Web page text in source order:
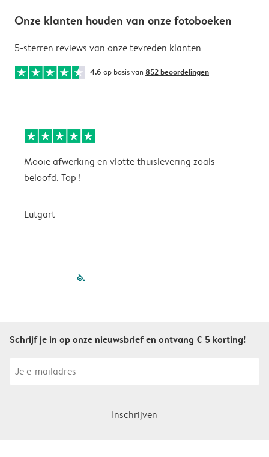
Onze klanten houden van onze fotoboeken
5-sterren reviews van onze tevreden klanten
4.6 op basis van 852 beoordelingen
Mooie afwerking en vlotte thuislevering zoals
beloofd. Top !
Lutgart
filled-pagination
Schrijf je in op onze nieuwsbrief en ontvang € 5 korting!
Inschrijven